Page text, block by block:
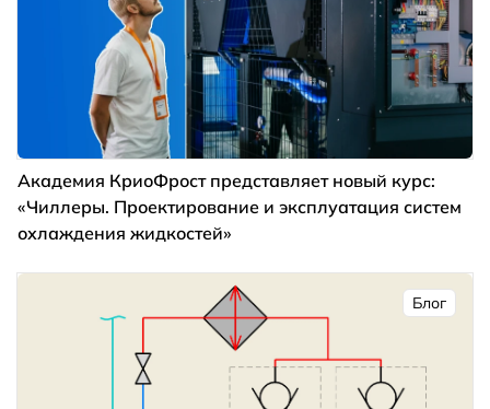
Академия КриоФрост представляет новый курс:
«Чиллеры. Проектирование и эксплуатация систем
охлаждения жидкостей»
Блог